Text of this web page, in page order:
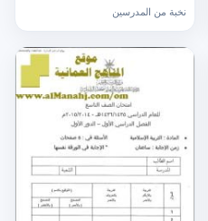
نخبة من المدرسين